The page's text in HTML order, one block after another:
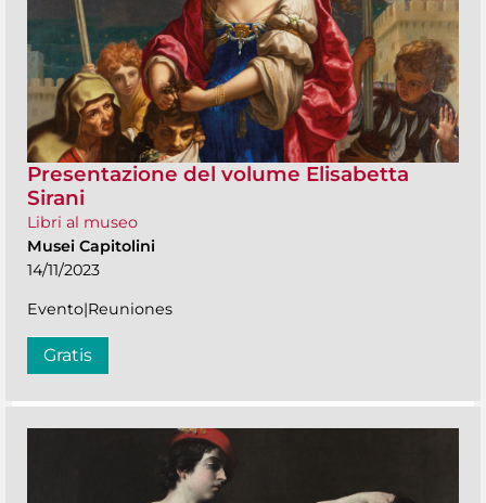
Presentazione del volume Elisabetta
Sirani
Libri al museo
Musei Capitolini
14/11/2023
Evento|Reuniones
Gratis